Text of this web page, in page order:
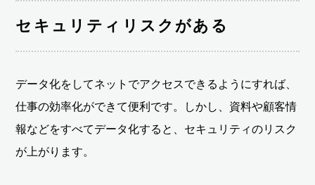
セキュリティリスクがある
データ化をしてネットでアクセスできるようにすれば、
仕事の効率化ができて便利です。しかし、資料や顧客情
報などをすべてデータ化すると、セキュリティのリスク
が上がります。